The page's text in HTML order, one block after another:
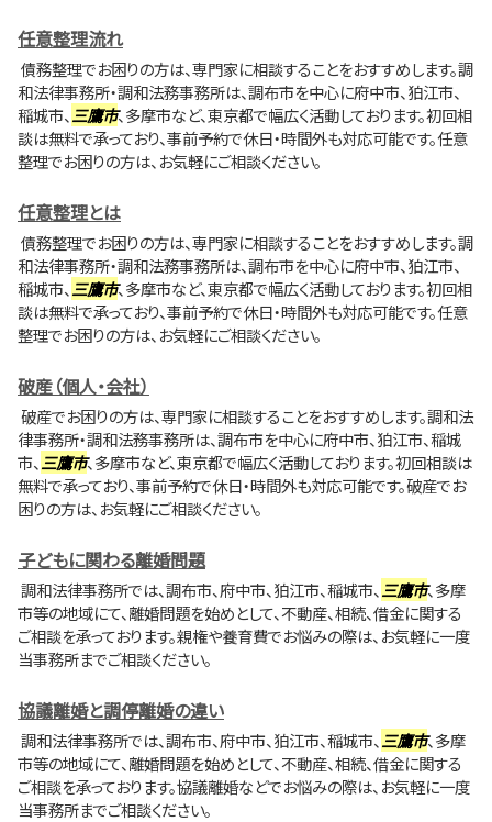
任意整理流れ
債務整理でお困りの方は、専門家に相談することをおすすめします。調
和法律事務所・調和法務事務所は、調布市を中心に府中市、狛江市、
稲城市、三鷹市、多摩市など、東京都で幅広く活動しております。初回相
談は無料で承っており、事前予約で休日・時間外も対応可能です。任意
整理でお困りの方は、お気軽にご相談ください。
任意整理とは
債務整理でお困りの方は、専門家に相談することをおすすめします。調
和法律事務所・調和法務事務所は、調布市を中心に府中市、狛江市、
稲城市、三鷹市、多摩市など、東京都で幅広く活動しております。初回相
談は無料で承っており、事前予約で休日・時間外も対応可能です。任意
整理でお困りの方は、お気軽にご相談ください。
破産（個人・会社）
破産でお困りの方は、専門家に相談することをおすすめします。調和法
律事務所・調和法務事務所は、調布市を中心に府中市、狛江市、稲城
市、三鷹市、多摩市など、東京都で幅広く活動しております。初回相談は
無料で承っており、事前予約で休日・時間外も対応可能です。破産でお
困りの方は、お気軽にご相談ください。
子どもに関わる離婚問題
調和法律事務所では、調布市、府中市、狛江市、稲城市、三鷹市、多摩
市等の地域にて、離婚問題を始めとして、不動産、相続、借金に関する
ご相談を承っております。親権や養育費でお悩みの際は、お気軽に一度
当事務所までご相談ください。
協議離婚と調停離婚の違い
調和法律事務所では、調布市、府中市、狛江市、稲城市、三鷹市、多摩
市等の地域にて、離婚問題を始めとして、不動産、相続、借金に関する
ご相談を承っております。協議離婚などでお悩みの際は、お気軽に一度
当事務所までご相談ください。